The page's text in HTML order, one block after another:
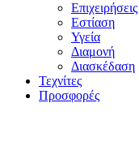
Επιχειρήσεις
Εστίαση
Υγεία
Διαμονή
Διασκέδαση
Τεχνίτες
Προσφορές